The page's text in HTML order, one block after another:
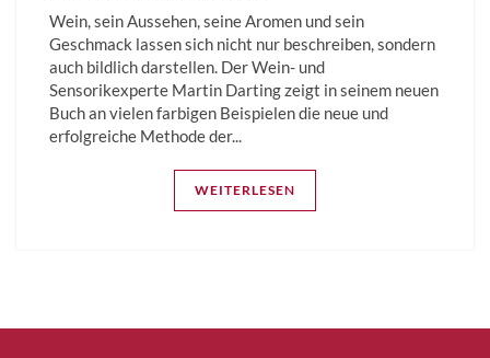
Wein, sein Aussehen, seine Aromen und sein
Geschmack lassen sich nicht nur beschreiben, sondern
auch bildlich darstellen. Der Wein- und
Sensorikexperte Martin Darting zeigt in seinem neuen
Buch an vielen farbigen Beispielen die neue und
erfolgreiche Methode der...
WEITERLESEN